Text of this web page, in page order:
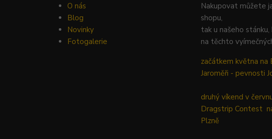
O nás
Blog
Novinky
Fotogalerie
Nakupovat můžete
shopu,
tak u našeho
na těchto
začátkem května na
Jaroměři - pevnosti
druhý víkend v
Dragstrip Contest
Plzně